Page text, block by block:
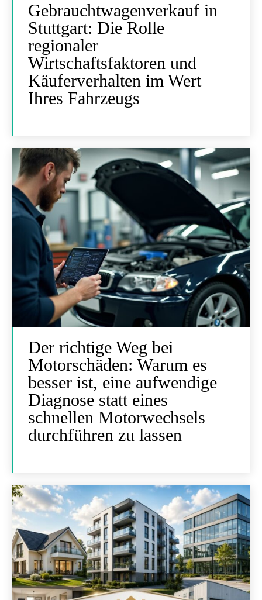
Gebrauchtwagenverkauf in
Stuttgart: Die Rolle
regionaler
Wirtschaftsfaktoren und
Käuferverhalten im Wert
Ihres Fahrzeugs
Der richtige Weg bei
Motorschäden: Warum es
besser ist, eine aufwendige
Diagnose statt eines
schnellen Motorwechsels
durchführen zu lassen